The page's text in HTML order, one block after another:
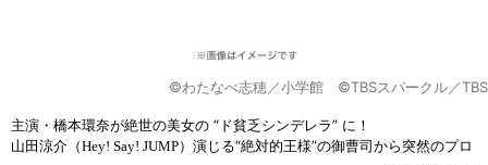
©わたなべ志穂／小学館 ©TBSスパークル／TBS
主演・橋本環奈が絶世の美女の “ド貧乏シンデレラ” に！
山田涼介（Hey! Say! JUMP）演じる“絶対的王様”の御曹司から突然のプロ